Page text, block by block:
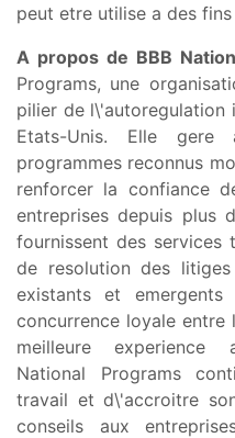
peut etre utilise a des
A propos de BBB
Programs, une
pilier de l\'autoregulation
Etats-Unis. Elle gere
programmes reconnus
renforcer la confiance
entreprises depuis plus
fournissent des services
de resolution des
existants et
concurrence loyale
meilleure experience
National Programs
travail et d\'accroitre
conseils aux